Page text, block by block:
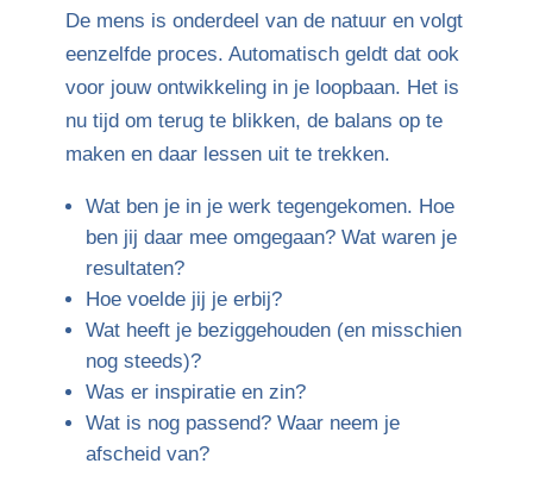
De mens is onderdeel van de natuur en volgt
eenzelfde proces. Automatisch geldt dat ook
voor jouw ontwikkeling in je loopbaan. Het is
nu tijd om terug te blikken, de balans op te
maken en daar lessen uit te trekken.
Wat ben je in je werk tegengekomen. Hoe
ben jij daar mee omgegaan? Wat waren je
resultaten?
Hoe voelde jij je erbij?
Wat heeft je beziggehouden (en misschien
nog steeds)?
Was er inspiratie en zin?
Wat is nog passend? Waar neem je
afscheid van?